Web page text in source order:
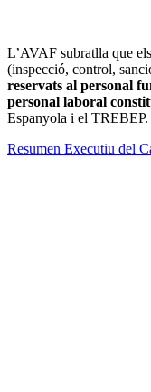
L’AVAF subratlla que
(inspecció, control,
reservats al personal
personal laboral
Espanyola i el TREBEP.
Resumen Executiu del